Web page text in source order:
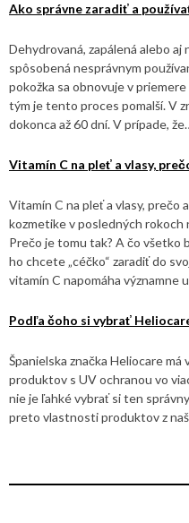
Ako správne zaradiť a
Dehydrovaná, zapálená alebo
spôsobená nesprávnym
pokožka sa obnovuje v
tým je tento proces pomalší. V
dokonca až 60 dní. V prípade,
Vitamín C na pleť a vlasy,
Vitamín C na pleť a vlasy, prečo
kozmetike v posledných
Prečo je tomu tak? A čo všetko
ho chcete „céčko“ zaradiť do
vitamín C napomáha významne
Podľa čoho si vybrať
Španielska značka Heliocare
produktov s UV ochranou vo
nie je ľahké vybrať si ten
preto vlastnosti produktov z